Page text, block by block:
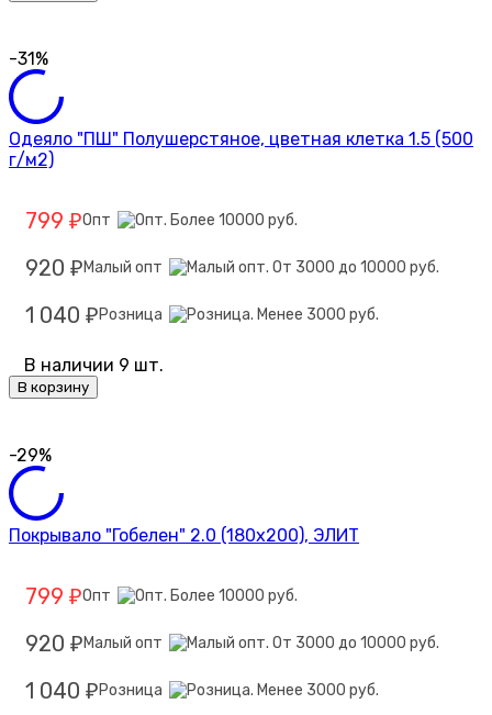
-31%
Одеяло "ПШ" Полушерстяное, цветная клетка 1.5 (500
г/м2)
799 ₽Опт
920 ₽ Малый опт
1 040 ₽ Розница
В наличии 9 шт.
В корзину
-29%
Покрывало "Гобелен" 2.0 (180х200), ЭЛИТ
799 ₽Опт
920 ₽ Малый опт
1 040 ₽ Розница